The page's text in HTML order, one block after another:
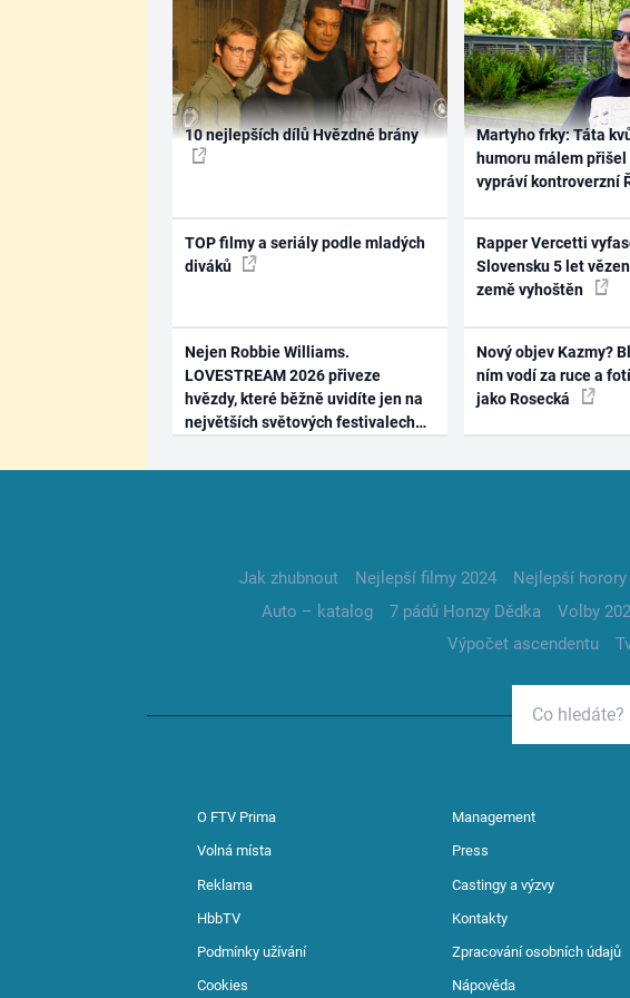
10 nejlepších dílů Hvězdné brány
TOP filmy a seriály podle mladých
diváků
Nejen Robbie Williams.
LOVESTREAM 2026 přiveze
hvězdy, které běžně uvidíte jen na
největších světových festivalech
Martyho frky: Táta
humoru málem přišel
vypráví kontroverzní
Rapper Vercetti
Slovensku 5 let
země vyhoštěn
Nový objev Kazmy?
ním vodí za ruce a
jako Rosecká
Jak zhubnout Nejlepší filmy 2024 Nejlepší horory
Auto – katalog
7 pádů Honzy Dědka Volby
Výpočet ascendentu
O FTV Prima Management
Volná místa Press
Reklama Castingy a výzvy
HbbTV Kontakty
Podmínky užívání Zpracování osobních údajů
Cookies Nápověda